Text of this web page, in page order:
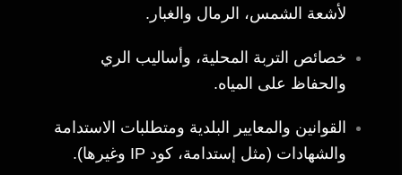
لأشعة الشمس، الرمال والغبار.
خصائص التربة المحلية، وأساليب الري
والحفاظ على المياه.
القوانين والمعايير البلدية ومتطلبات الاستدامة
والشهادات (مثل إستدامة، كود IP وغيرها).